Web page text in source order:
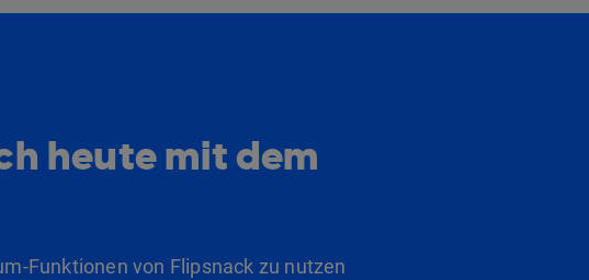
heute mit dem
Funktionen von Flipsnack zu nutzen